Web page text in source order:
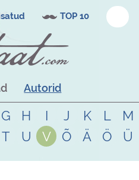
TOP 10
Autorid
G H I J K L
M
T U V Õ Ä Ö Ü